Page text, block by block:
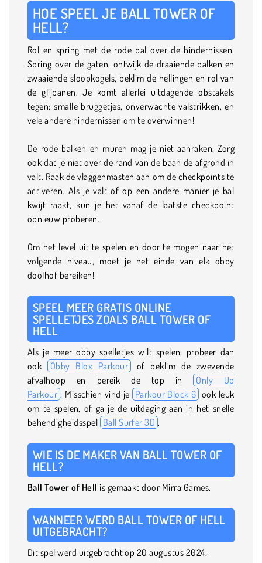
HOE SPEEL JE BALL TOWER OF
HELL?
Rol en spring met de rode bal over de hindernissen.
Spring over de gaten, ontwijk de draaiende balken en
zwaaiende sloopkogels, beklim de hellingen en rol van
de glijbanen. Je komt allerlei uitdagende obstakels
tegen: smalle bruggetjes, onverwachte valstrikken, en
vele andere hindernissen om te overwinnen!
De rode balken en muren mag je niet aanraken. Zorg
ook dat je niet over de rand van de baan de afgrond in
valt. Raak de vlaggenmasten aan om de checkpoints te
activeren. Als je valt of op een andere manier je bal
kwijt raakt, kun je het vanaf de laatste checkpoint
opnieuw proberen.
Om het level uit te spelen en door te mogen naar het
volgende niveau, moet je het einde van elk obby
doolhof bereiken!
SPEEL MEER GRATIS ONLINE
SPELLETJES ZOALS BALL TOWER OF
HELL
Als je meer obby spelletjes wilt spelen, probeer dan
ook
Obby Blox Parkour
of beklim de zwevende
afvalhoop en bereik de top in Only Up
Parkour . Misschien vind je Parkour Block 6 ook leuk
om te spelen, of ga je de uitdaging aan in het snelle
behendigheidsspel Ball Surfer 3D .
WIE IS DE MAKER VAN BALL TOWER OF
HELL?
Ball Tower of Hell is gemaakt door Mirra Games.
WANNEER WERD BALL TOWER OF HELL
UITGEBRACHT?
Dit spel werd uitgebracht op 20 augustus 2024.